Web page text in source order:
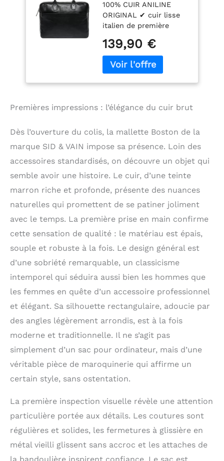
Pouces Boston
Mallette
Professionnelle
bandoulière Grand
pour Hommes et
Femmes Serviette
de Travail élégant
Noir
100% CUIR ANILINE
ORIGINAL ✔ cuir lisse
italien de première
superbe - un cuir
robuste qui a subi un
tannage végétal et qui
lui. LE SUCCÈS AVEC
(43 x 36 x 6 cm)
Sacoche fine pour
ordinateur portable -
avec beaucoup d'espace
et un agencement bien
portable, l'iPad, les
dossiers A4, etc.
PRATIQUE ✔ Grâce à la
fermeture eclair, le
produit est facilement
ouvert et fermé. | La
bandoulière amovible et
réglable pour un grand
confort de transport :
idéal comme sac à
épaule ou même pour le
vélo. COMPAGNON
IDÉAL ✔ Utilisez cet
élégante sac cuir en
tant que sacoche pour
ordinateur, sac de
bandoulière, pochette
format A4 et iMac/Mac
Book/Air d’Apple.| Poids:
1000g | Modèle:
BOSTON | Marque: SID &
VAIN Idéal pour:
ordinateur portable,
139,90 €
Premières impressions : l’élégance du cuir brut
Dès l’ouverture du colis, la mallette Boston de la
marque SID & VAIN impose sa présence. Loin des
accessoires standardisés, on découvre un objet qui
semble avoir une histoire. Le cuir, d’une teinte
marron riche et profonde, présente des nuances
naturelles qui promettent de se patiner joliment
avec le temps. La première prise en main confirme
cette sensation de qualité : le matériau est épais,
souple et robuste à la fois. Le design général est
d’une sobriété remarquable, un classicisme
intemporel qui séduira aussi bien les hommes que
les femmes en quête d’un accessoire professionnel
et élégant. Sa silhouette rectangulaire, adoucie par
des angles légèrement arrondis, est à la fois
moderne et traditionnelle. Il ne s’agit pas
simplement d’un sac pour ordinateur, mais d’une
véritable pièce de maroquinerie qui affirme un
certain style, sans ostentation.
La première inspection visuelle révèle une attention
particulière portée aux détails. Les coutures sont
régulières et solides, les fermetures à glissière en
métal vieilli glissent sans accroc et les attaches de
la bandoulière inspirent confiance. Le sac est